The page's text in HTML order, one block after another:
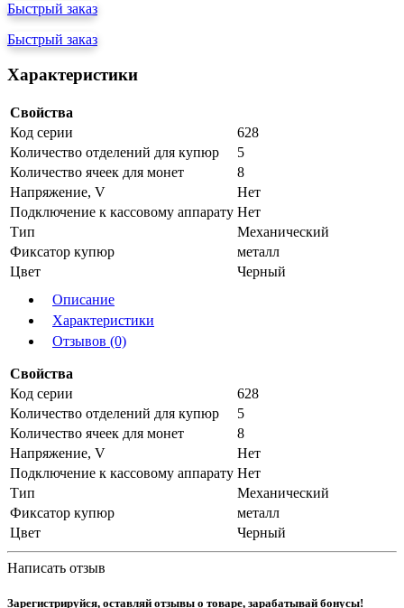
Быстрый заказ
Быстрый заказ
Характеристики
Свойства
Код серии
628
Количество отделений для купюр
5
Количество ячеек для монет
8
Напряжение, V
Нет
Подключение к кассовому аппарату Нет
Тип
Механический
Фиксатор купюр
металл
Цвет
Черный
Описание
Характеристики
Отзывов (0)
Свойства
Код серии
628
Количество отделений для купюр
5
Количество ячеек для монет
8
Напряжение, V
Нет
Подключение к кассовому аппарату Нет
Тип
Механический
Фиксатор купюр
металл
Цвет
Черный
Написать отзыв
Зарегистрируйся, оставляй отзывы о товаре, зарабатывай бонусы!